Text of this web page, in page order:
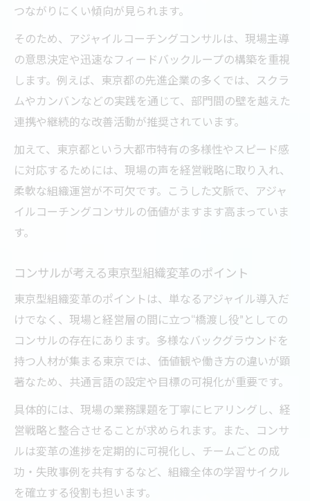
つながりにくい傾向が見られます。
そのため、アジャイルコーチングコンサルは、現場主導
の意思決定や迅速なフィードバックループの構築を重視
します。例えば、東京都の先進企業の多くでは、スクラ
ムやカンバンなどの実践を通じて、部門間の壁を越えた
連携や継続的な改善活動が推奨されています。
加えて、東京都という大都市特有の多様性やスピード感
に対応するためには、現場の声を経営戦略に取り入れ、
柔軟な組織運営が不可欠です。こうした文脈で、アジャ
イルコーチングコンサルの価値がますます高まっていま
す。
コンサルが考える東京型組織変革のポイント
東京型組織変革のポイントは、単なるアジャイル導入だ
けでなく、現場と経営層の間に立つ“橋渡し役”としての
コンサルの存在にあります。多様なバックグラウンドを
持つ人材が集まる東京では、価値観や働き方の違いが顕
著なため、共通言語の設定や目標の可視化が重要です。
具体的には、現場の業務課題を丁寧にヒアリングし、経
営戦略と整合させることが求められます。また、コンサ
ルは変革の進捗を定期的に可視化し、チームごとの成
功・失敗事例を共有するなど、組織全体の学習サイクル
を確立する役割も担います。